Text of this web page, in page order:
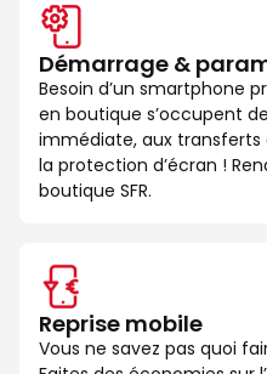
Démarrage &
Besoin d’un smartphone
en boutique s’occupent
immédiate, aux
la protection d’écran !
boutique SFR.
Reprise mobile
Vous ne savez pas quoi